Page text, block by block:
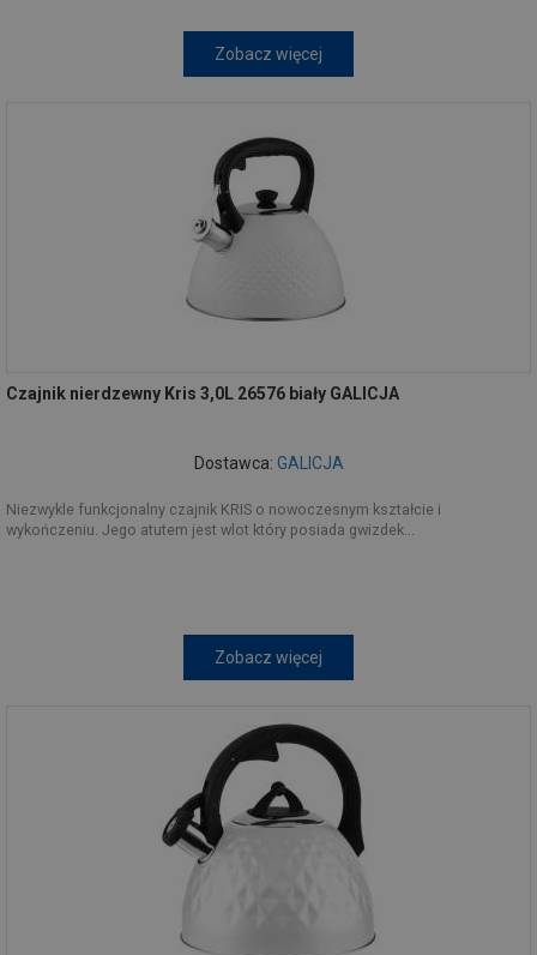
Zobacz więcej
Czajnik nierdzewny Kris 3,0L 26576 biały GALICJA
Dostawca: GALICJA
Niezwykle funkcjonalny czajnik KRIS o nowoczesnym kształcie i
wykończeniu. Jego atutem jest wlot który posiada gwizdek...
Zobacz więcej